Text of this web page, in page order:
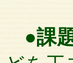
●課